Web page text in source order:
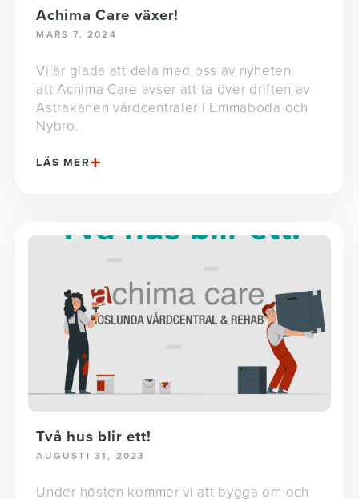
Achima Care växer!
MARS 7, 2024
Vi är glada att dela med oss av nyheten
att Achima Care avser att ta över driften av
Astrakanen vårdcentraler i Emmaboda och
Nybro.
LÄS MER
Två hus blir ett!
AUGUSTI 31, 2023
Under hösten kommer vi att bygga om och